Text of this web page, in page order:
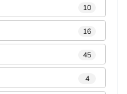
10
16
45
4